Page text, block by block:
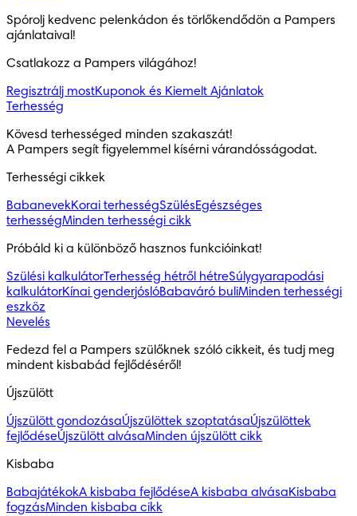
Spórolj kedvenc pelenkádon és törlőkendődön a Pampers
ajánlataival!
Csatlakozz a Pampers világához!
Regisztrálj mostKuponok és Kiemelt Ajánlatok
Terhesség
Kövesd terhességed minden szakaszát!
A Pampers segít figyelemmel kísérni várandósságodat.
Terhességi cikkek
BabanevekKorai terhességSzülésEgészséges
terhességMinden terhességi cikk
Próbáld ki a különböző hasznos funkcióinkat!
Szülési kalkulátorTerhesség hétről hétreSúlygyarapodási
kalkulátorKínai genderjóslóBabaváró buliMinden terhességi
eszköz
Nevelés
Fedezd fel a Pampers szülőknek szóló cikkeit, és tudj meg
mindent kisbabád fejlődéséről!
Újszülött
Újszülött gondozásaÚjszülöttek szoptatásaÚjszülöttek
fejlődéseÚjszülött alvásaMinden újszülött cikk
Kisbaba
BabajátékokA kisbaba fejlődéseA kisbaba alvásaKisbaba
fogzásMinden kisbaba cikk